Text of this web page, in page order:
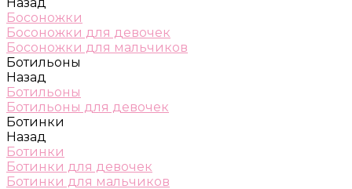
Босоножки
Босоножки для девочек
Босоножки для мальчиков
Ботильоны
Назад
Ботильоны
Ботильоны для девочек
Ботинки
Назад
Ботинки
Ботинки для девочек
Ботинки для мальчиков